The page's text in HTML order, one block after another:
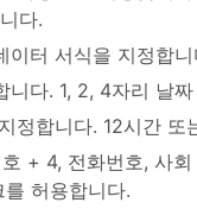
다.
이터 서식을 지정합
니다. 1, 2, 4자리 날
정합니다. 12시간
+ 4, 전화번호, 사
허용합니다.